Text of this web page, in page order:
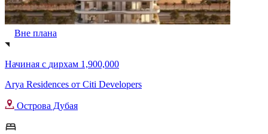
Вне плана
Начиная с дирхам 1,900,000
Arya Residences от Citi Developers
Острова Дубая